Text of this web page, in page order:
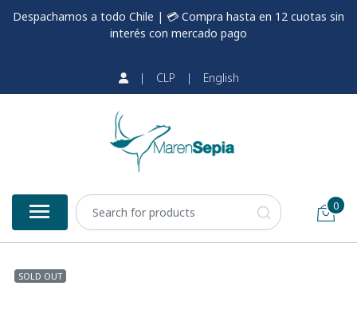
Despachamos a todo Chile | 💳 Compra hasta en 12 cuotas sin
interés con mercado pago
| CLP | English
0
SOLD OUT